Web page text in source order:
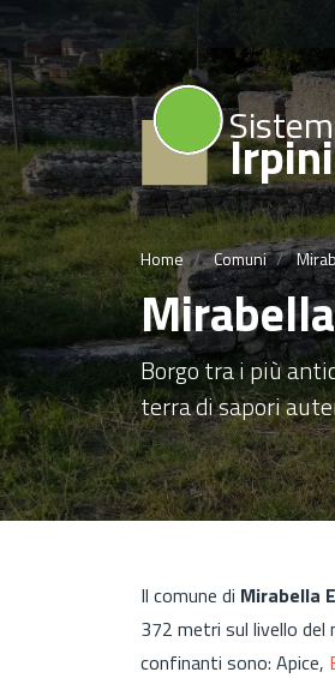
Home Comuni
Borgo tra i più
terra di sapori
Il comune di Mirabella
372 metri sul livello del
confinanti sono: Apice,